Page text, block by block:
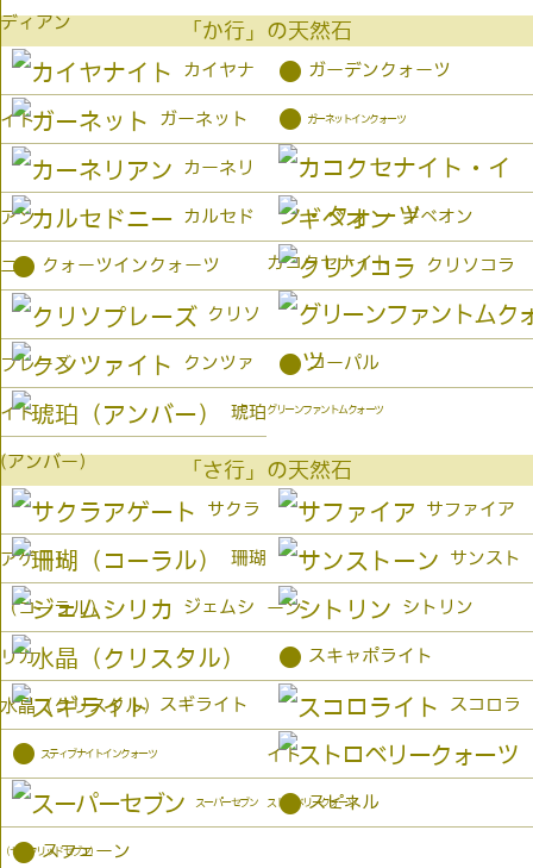
ディアン 「か行」の天然石
カイヤナ
イト
● ガーデンクォーツ
ガーネット ● ガーネットインクォーツ
カーネリ
アン
カコクセナイト
カルセド
ニー
ギベオン
● クォーツインクォーツ クリソコラ
クリソ
プレーズ
グリーンファントムクォーツ
クンツァ
イト
● コーパル
琥珀
(アンバー） 「さ行」の天然石
サクラ
アゲート
サファイア
珊瑚
（コーラル）
サンスト
ーン
ジェムシ
リカ
シトリン
水晶（クリスタル）
● スキャポライト
スギライト スコロラ
イト
● スティブナイトインクォーツ
ストロベリークォーツ
スーパーセブン
（セイクリッドセブン）
● スピネル
● スフェーン